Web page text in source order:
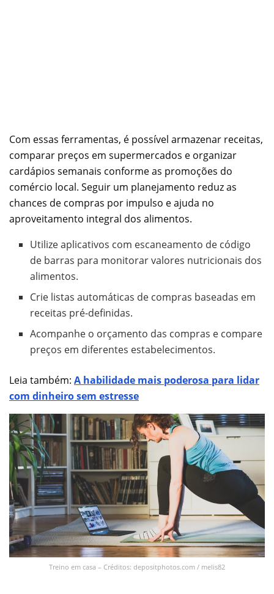
Com essas ferramentas, é possível armazenar receitas,
comparar preços em supermercados e organizar
cardápios semanais conforme as promoções do
comércio local. Seguir um planejamento reduz as
chances de compras por impulso e ajuda no
aproveitamento integral dos alimentos.
Utilize aplicativos com escaneamento de código
de barras para monitorar valores nutricionais dos
alimentos.
Crie listas automáticas de compras baseadas em
receitas pré-definidas.
Acompanhe o orçamento das compras e compare
preços em diferentes estabelecimentos.
Leia também: A habilidade mais poderosa para lidar
com dinheiro sem estresse
Treino em casa – Créditos: depositphotos.com / melis82